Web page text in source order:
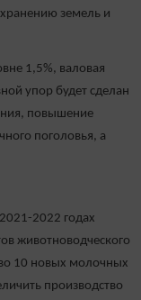
земель и
1,5%, валовая
упор будет сделан
повышение
поголовья, а
2022 годах
животноводческого
10 новых молочных
производство